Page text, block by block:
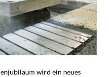
wird ein neues